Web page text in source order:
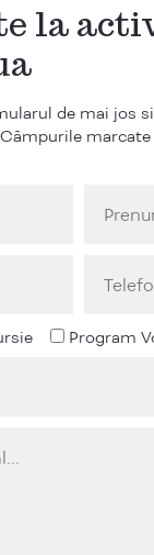
la
de mai jos
marcate
Program